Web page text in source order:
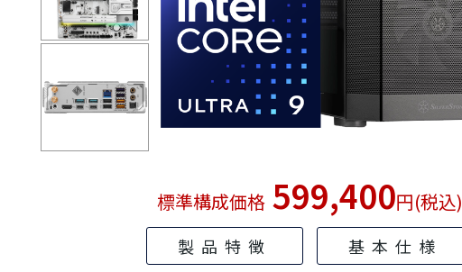
標準構成価格 599,400円(税込)
製品特徴 基本仕様